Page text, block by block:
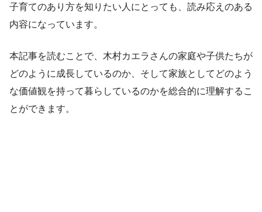
子育てのあり方を知りたい人にとっても、読み応えのある
内容になっています。
本記事を読むことで、木村カエラさんの家庭や子供たちが
どのように成長しているのか、そして家族としてどのよう
な価値観を持って暮らしているのかを総合的に理解するこ
とができます。